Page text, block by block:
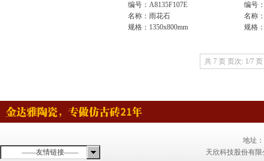
编号：A8135F107E
名称：雨花石
规格：1350x800mm
编号
名称
规格
共 7 页 页次: 1/7 页
——友情链接——
地址
天欣科技股份有